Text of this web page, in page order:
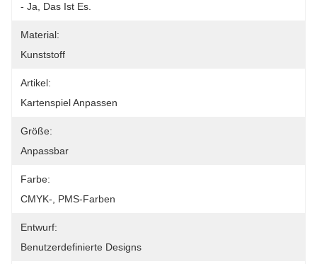
- Ja, Das Ist Es.
Material:
Kunststoff
Artikel:
Kartenspiel Anpassen
Größe:
Anpassbar
Farbe:
CMYK-, PMS-Farben
Entwurf:
Benutzerdefinierte Designs